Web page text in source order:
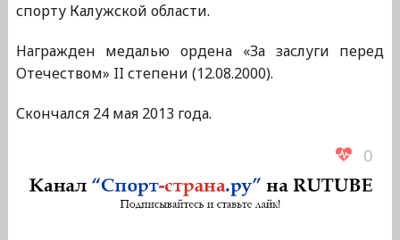
спорту Калужской области.
Награжден медалью ордена «За заслуги перед
Отечеством» II степени (12.08.2000).
Скончался 24 мая 2013 года.
0